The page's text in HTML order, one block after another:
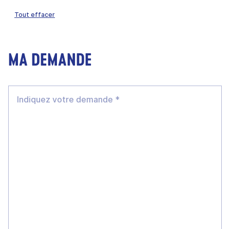
Tout effacer
MA DEMANDE